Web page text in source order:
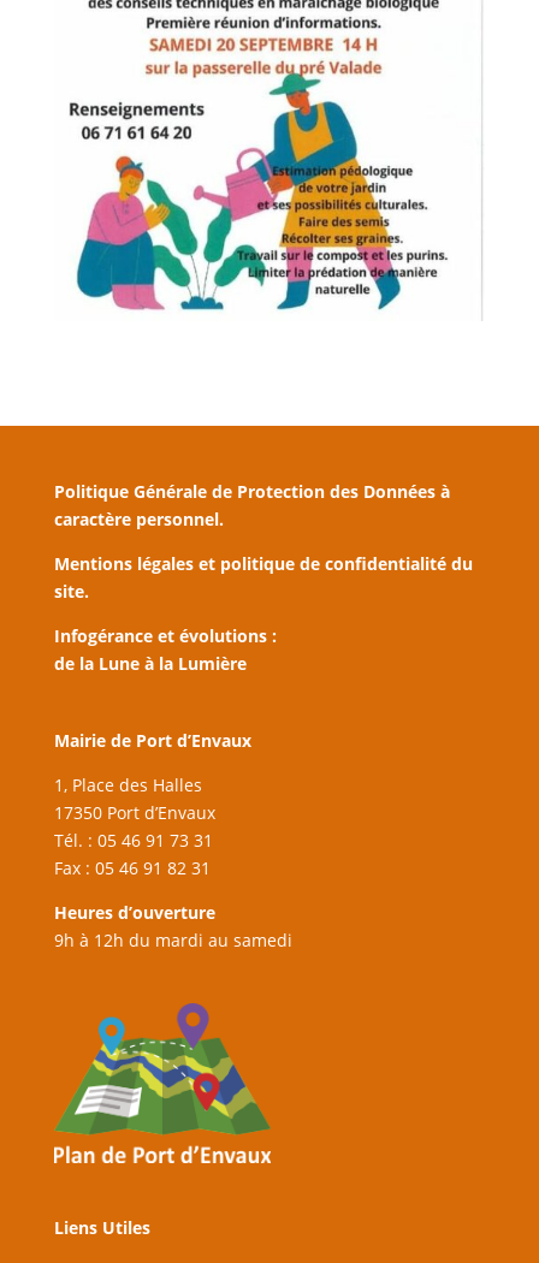
Politique Générale de Protection des Données à
caractère personnel.
Mentions légales et politique de confidentialité du
site.
Infogérance et évolutions :
de la Lune à la Lumière
Mairie de Port d’Envaux
1, Place des Halles
17350 Port d’Envaux
Tél. : 05 46 91 73 31
Fax : 05 46 91 82 31
Heures d’ouverture
9h à 12h du mardi au samedi
Liens Utiles